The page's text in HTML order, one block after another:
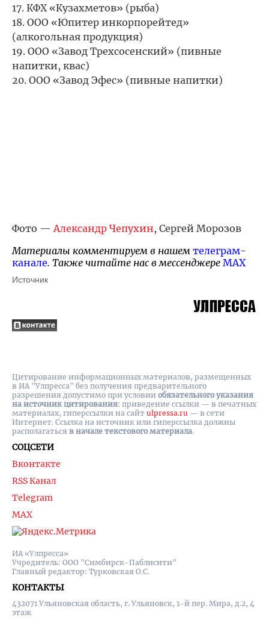
КФХ «Кузахметов» (рыба)
ООО «Юпитер инкорпорейтед»
(алкогольная продукция)
ООО «Завод Трехсосенский» (пивные
напитки, квас)
ООО «Завод Эфес» (пивные напитки)
Фото —Александр Чепухин, Сергей Морозов
Материалы комментируем в нашем телеграм-
канале. Также читайте нас в мессенджере MAX
Источник
ИА «Улпресса»
Учредитель: ООО "Симбирск-Паблисити"
Главный редактор: Турковская О.С.
КОНТАКТЫ
432071 Ульяновская область, г. Ульяновск, 1-й пер. Мира, д.2, 4
этаж
СОЦСЕТИ
Вконтакте
RSS Канал
Telegram
MAX
Цитирование информационных материалов, размещенных
в ИА "Улпресса" без получения предварительного
разрешения допустимо при условии обязательного указания
на источник цитирования: приведение ссылки — в печатных
материалах, гиперссылки на cайт ulpressa.ru — в сети
Интернет. Ссылка на источник или гиперссылка должны
располагаться в начале текстового материала.